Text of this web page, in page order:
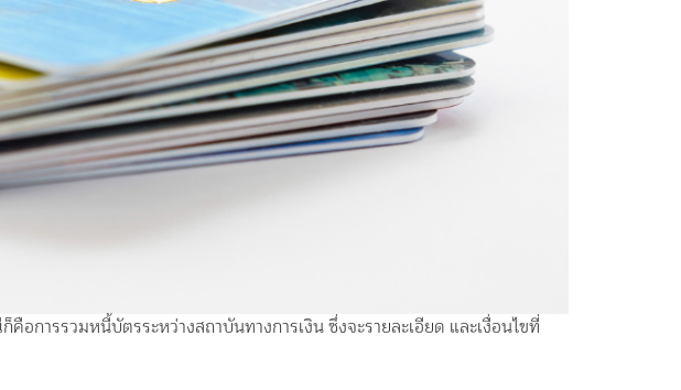
การรวมหนี้บัตรระหว่างสถาบันทางการเงิน ซึ่งจะรายละเอียด และเงื่อนไขที่